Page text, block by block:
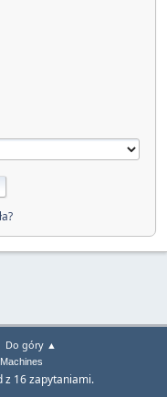
Do góry ▲
z 16 zapytaniami.